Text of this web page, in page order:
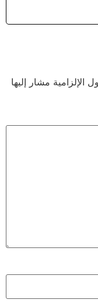
الإلزامية مشار إليها